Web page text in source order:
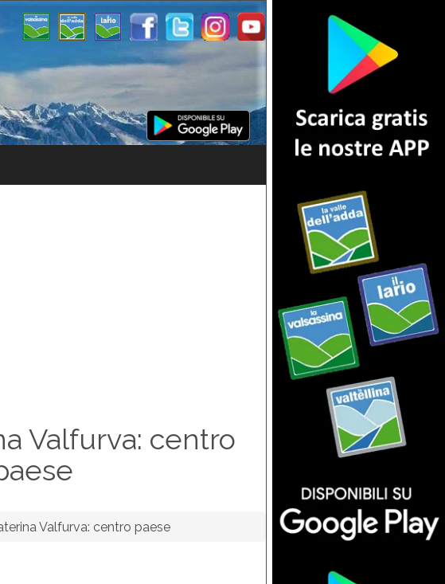
Valfurva: centro
Valfurva: centro paese